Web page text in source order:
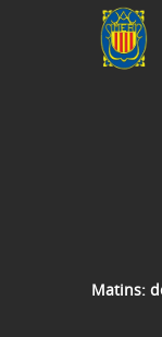
Matins: